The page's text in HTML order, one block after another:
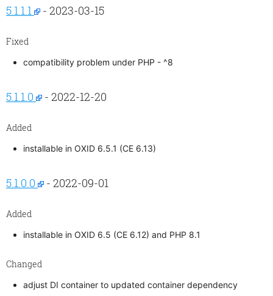
5.1.1.1 - 2023-03-15
Fixed
compatibility problem under PHP - ^8
5.1.1.0 - 2022-12-20
Added
installable in OXID 6.5.1 (CE 6.13)
5.1.0.0 - 2022-09-01
Added
installable in OXID 6.5 (CE 6.12) and PHP 8.1
Changed
adjust DI container to updated container dependency